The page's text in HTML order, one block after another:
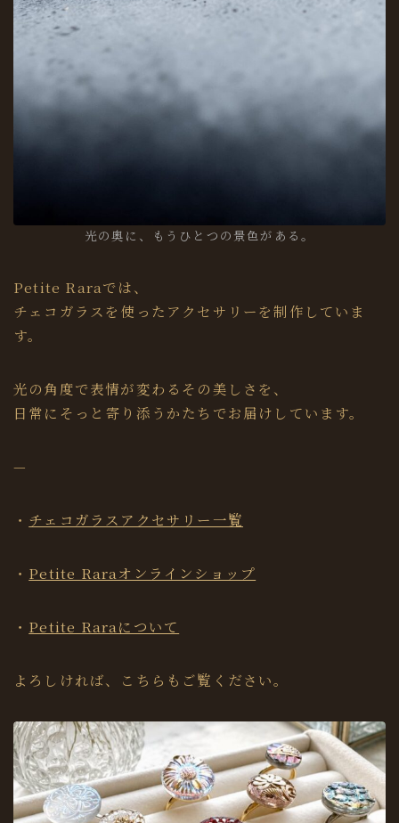
光の奥に、もうひとつの景色がある。
Petite Raraでは、
チェコガラスを使ったアクセサリーを制作していま
す。
光の角度で表情が変わるその美しさを、
日常にそっと寄り添うかたちでお届けしています。
—
・ チェコガラスアクセサリー一覧
・ Petite Raraオンラインショップ
・ Petite Raraについて
よろしければ、こちらもご覧ください。